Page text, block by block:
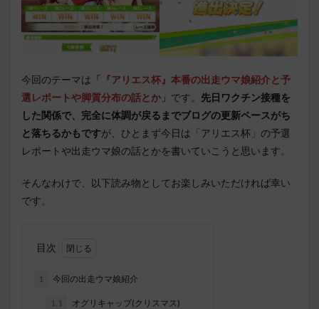
今回のテーマは 「『アリエス杯』本番の出走ウマ娘紹介と予
選レポートや脚質分布の話とか」 です。 先日ワクチン接種を
した関係で、完全に体調が戻る までブログの更新ペースがち
と落ちるかもですが、ひとまず今日は「アリエス杯」の予選
レポートや出走ウマ娘の話とかを書いていこうと思います。
そんなわけで、以下読み物としてお楽しみいただければ幸い
です。
目次
1 今回の出走ウマ娘紹介
1.1 オグリキャップ(クリスマス)